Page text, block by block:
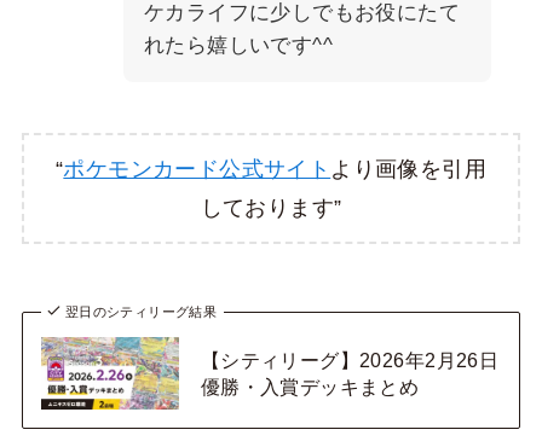
ケカライフに少しでもお役にたて
れたら嬉しいです^^
“ポケモンカード公式サイト より画像を引用
しております”
翌日のシティリーグ結果
【シティリーグ】2026年2月26日
優勝・入賞デッキまとめ